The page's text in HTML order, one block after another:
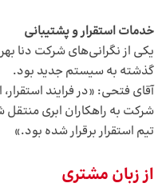
خدمات استقرار و پشتیبانی
یکی از نگرانی‌های شرکت دنا
گذشته به سیستم جدید بود.
شرکت به راهکاران ابری منتقل
تیم استقرار برقرار شده بود.»
از زبان مشتری